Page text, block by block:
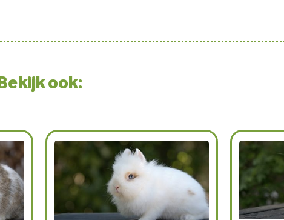
Bekijk ook: